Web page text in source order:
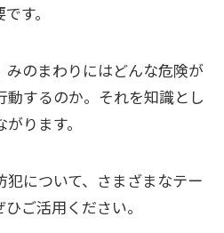
す。
みのまわりにはどんな危険が
動するのか。それを知識とし
ります。
について、さまざまなテー
ご活用ください。